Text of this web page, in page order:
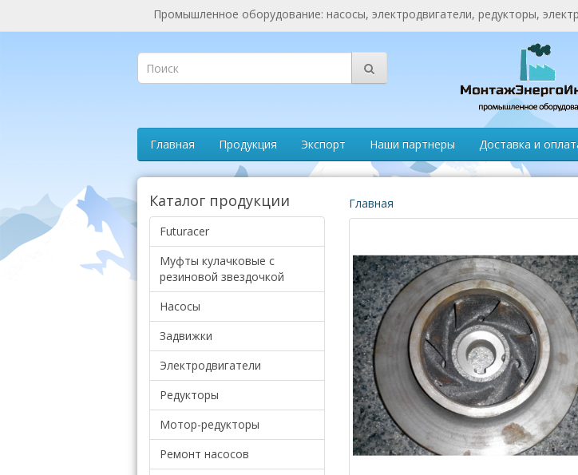
Промышленное оборудование: насосы, электродвигатели, редукторы,
Главная Продукция Экспорт Наши партнеры Доставка и
Каталог продукции
Futuracer
Муфты кулачковые с
резиновой звездочкой
Насосы
Задвижки
Электродвигатели
Редукторы
Мотор-редукторы
Ремонт насосов
Главная